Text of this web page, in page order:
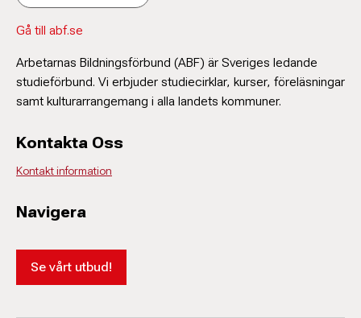
Gå till abf.se
Arbetarnas Bildningsförbund (ABF) är Sveriges ledande
studieförbund. Vi erbjuder studiecirklar, kurser, föreläsningar
samt kulturarrangemang i alla landets kommuner.
Kontakta Oss
Kontakt information
Navigera
Se vårt utbud!